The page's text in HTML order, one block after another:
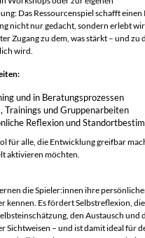
Das Ressourcenspiel schafft einen
nicht nur gedacht, sondern erlebt
Zugang zu dem, was stärkt – und zu
wird.
und in Beratungsprozessen
Trainings und Gruppenarbeiten
Reflexion und
für alle, die Entwicklung greifbar
aktivieren möchten.
die Spieler:innen ihre
kennen. Es fördert Selbstreflexion,
den Austausch und
Sichtweisen – und ist damit ideal für